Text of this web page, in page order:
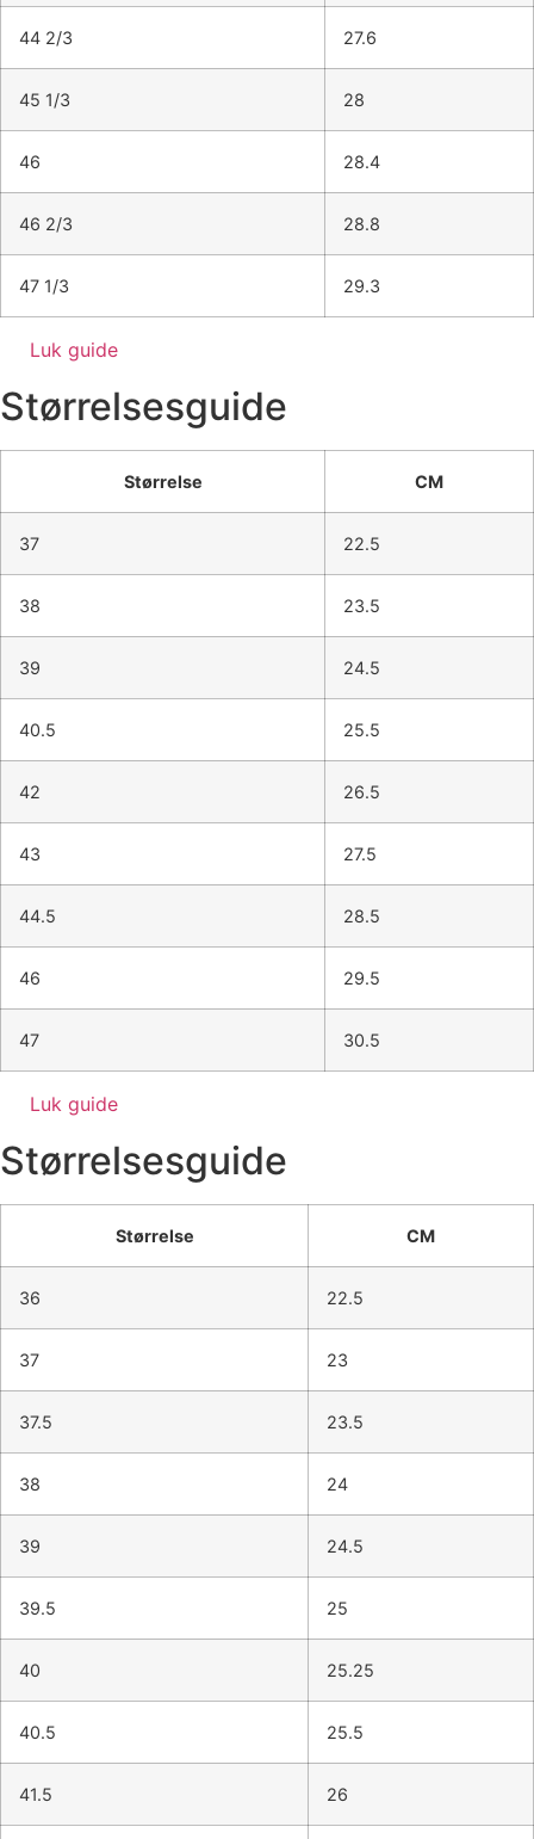
44 2/3 27.6
45 1/3 28
46 28.4
46 2/3 28.8
47 1/3 29.3
Luk guide
Størrelsesguide
Størrelse CM
37 22.5
38 23.5
39 24.5
40.5 25.5
42 26.5
43 27.5
44.5 28.5
46 29.5
47 30.5
Luk guide
Størrelsesguide
Størrelse CM
36 22.5
37 23
37.5 23.5
38 24
39 24.5
39.5 25
40 25.25
40.5 25.5
41.5 26